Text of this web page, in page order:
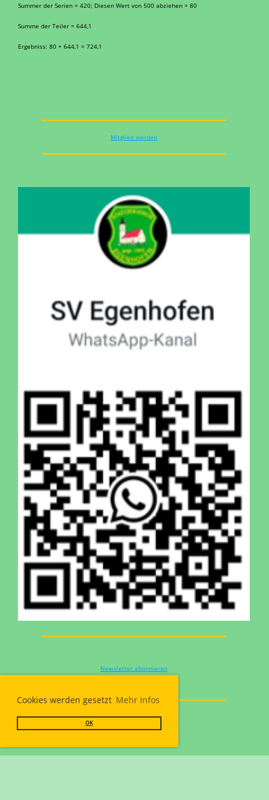
Cookies werden gesetzt Mehr Infos
OK
Summer der Serien = 420; Diesen Wert von 500 abziehen = 80
Summe der Teiler = 644,1
Ergebniss: 80 + 644,1 = 724,1
Mitglied werden
Newsletter abonnieren